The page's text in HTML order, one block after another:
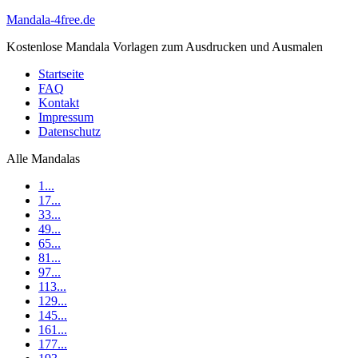
Mandala-4free.de
Kostenlose Mandala Vorlagen zum Ausdrucken und Ausmalen
Startseite
FAQ
Kontakt
Impressum
Datenschutz
Alle Mandalas
1...
17...
33...
49...
65...
81...
97...
113...
129...
145...
161...
177...